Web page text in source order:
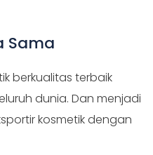
Sama
berkualitas terbaik
dunia. Dan menjadi
kosmetik dengan